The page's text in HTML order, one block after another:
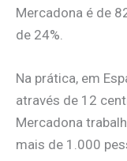
Mercadona é de
de 24%.
Na prática, em
através de 12
Mercadona
mais de 1.000